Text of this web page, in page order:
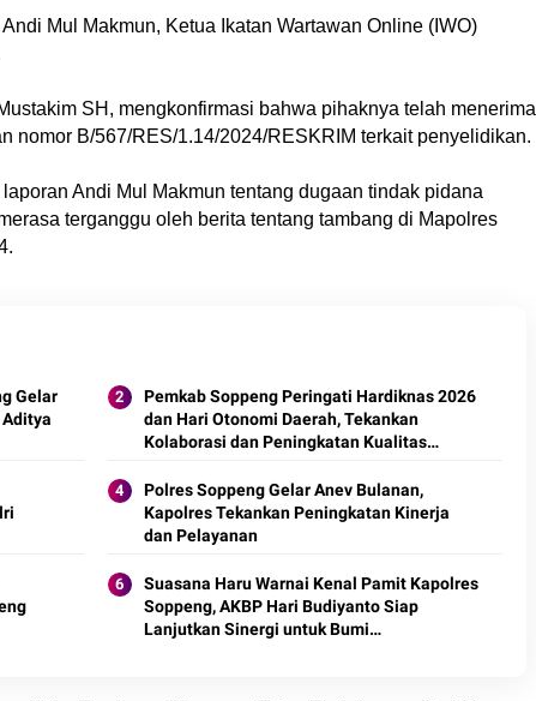
Mul Makmun, Ketua Ikatan Wartawan Online (IWO)
SH, mengkonfirmasi bahwa pihaknya telah menerima
nomor B/567/RES/1.14/2024/RESKRIM terkait penyelidikan.
Andi Mul Makmun tentang dugaan tindak pidana
terganggu oleh berita tentang tambang di Mapolres
Gelar
Aditya
Pemkab Soppeng Peringati Hardiknas 2026
dan Hari Otonomi Daerah, Tekankan
Kolaborasi dan Peningkatan Kualitas
Polres Soppeng Gelar Anev Bulanan,
Kapolres Tekankan Peningkatan Kinerja
dan Pelayanan
Suasana Haru Warnai Kenal Pamit Kapolres
Soppeng, AKBP Hari Budiyanto Siap
Lanjutkan Sinergi untuk Bumi